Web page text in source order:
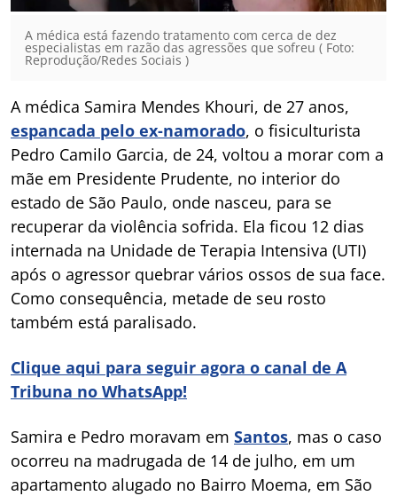
A médica está fazendo tratamento com cerca de dez
especialistas em razão das agressões que sofreu ( Foto:
Reprodução/Redes Sociais )
A médica Samira Mendes Khouri, de 27 anos,
espancada pelo ex-namorado, o fisiculturista
Pedro Camilo Garcia, de 24, voltou a morar com a
mãe em Presidente Prudente, no interior do
estado de São Paulo, onde nasceu, para se
recuperar da violência sofrida. Ela ficou 12 dias
internada na Unidade de Terapia Intensiva (UTI)
após o agressor quebrar vários ossos de sua face.
Como consequência, metade de seu rosto
também está paralisado.
Clique aqui para seguir agora o canal de A
Tribuna no WhatsApp!
Samira e Pedro moravam em Santos, mas o caso
ocorreu na madrugada de 14 de julho, em um
apartamento alugado no Bairro Moema, em São